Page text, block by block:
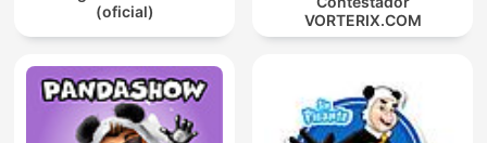
(oficial)
VORTERIX.COM